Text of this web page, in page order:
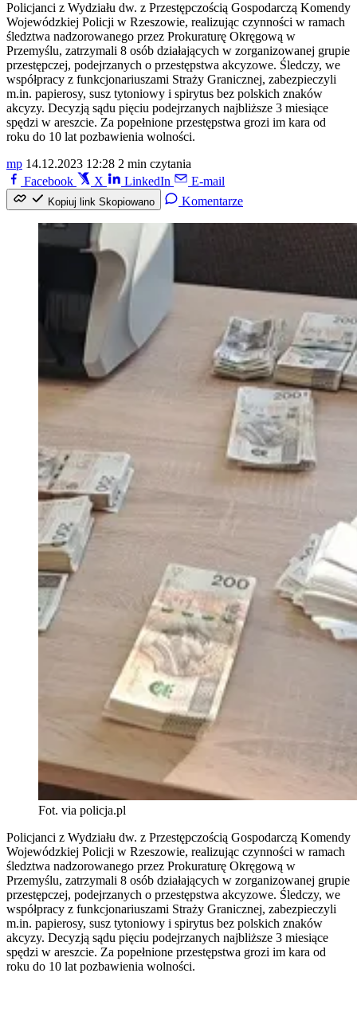
Policjanci z Wydziału dw. z Przestępczością Gospodarczą Komendy
Wojewódzkiej Policji w Rzeszowie, realizując czynności w ramach
śledztwa nadzorowanego przez Prokuraturę Okręgową w
Przemyślu, zatrzymali 8 osób działających w zorganizowanej grupie
przestępczej, podejrzanych o przestępstwa akcyzowe. Śledczy, we
współpracy z funkcjonariuszami Straży Granicznej, zabezpieczyli
m.in. papierosy, susz tytoniowy i spirytus bez polskich znaków
akcyzy. Decyzją sądu pięciu podejrzanych najbliższe 3 miesiące
spędzi w areszcie. Za popełnione przestępstwa grozi im kara od
roku do 10 lat pozbawienia wolności.
mp 14.12.2023 12:28 2 min czytania
Facebook
X LinkedIn E-mail
Kopiuj link Skopiowano Komentarze
Fot. via policja.pl
Policjanci z Wydziału dw. z Przestępczością Gospodarczą Komendy
Wojewódzkiej Policji w Rzeszowie, realizując czynności w ramach
śledztwa nadzorowanego przez Prokuraturę Okręgową w
Przemyślu, zatrzymali 8 osób działających w zorganizowanej grupie
przestępczej, podejrzanych o przestępstwa akcyzowe. Śledczy, we
współpracy z funkcjonariuszami Straży Granicznej, zabezpieczyli
m.in. papierosy, susz tytoniowy i spirytus bez polskich znaków
akcyzy. Decyzją sądu pięciu podejrzanych najbliższe 3 miesiące
spędzi w areszcie. Za popełnione przestępstwa grozi im kara od
roku do 10 lat pozbawienia wolności.